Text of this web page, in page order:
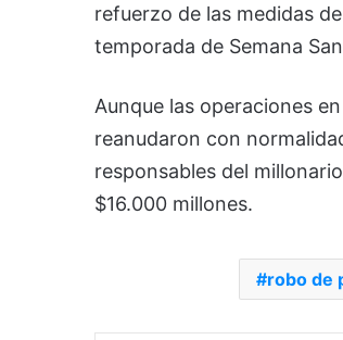
refuerzo de las medidas
temporada de Semana
Aunque las operaciones
reanudaron con
responsables del
$16.000 millones.
robo de